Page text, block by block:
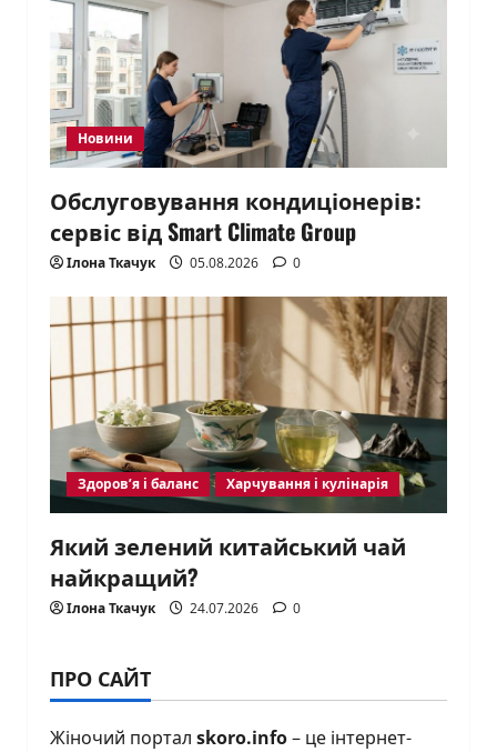
Новини
Обслуговування кондиціонерів:
сервіс від Smart Climate Group
Ілона Ткачук 05.08.2026 0
Здоров’я і баланс Харчування і кулінарія
Який зелений китайський чай
найкращий?
Ілона Ткачук 24.07.2026 0
ПРО САЙТ
Жіночий портал skoro.info– це інтернет-